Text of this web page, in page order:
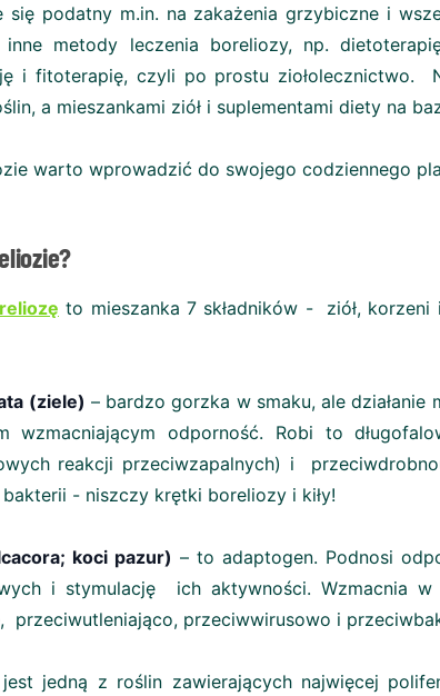
się podatny m.in. na zakażenia grzybiczne i
metody leczenia boreliozy, np.
i fitoterapię, czyli po prostu ziołolecznictwo.
a mieszankami ziół i suplementami diety na
warto wprowadzić do swojego codziennego
to mieszanka 7 składników - ziół,
(ziele) – bardzo gorzka w smaku, ale działanie
wzmacniającym odporność. Robi to
reakcji przeciwzapalnych) i
- niszczy krętki boreliozy i kiły!
koci pazur) – to adaptogen. Podnosi
i stymulację ich aktywności. Wzmacnia w
przeciwutleniająco, przeciwwirusowo i
jedną z roślin zawierających najwięcej